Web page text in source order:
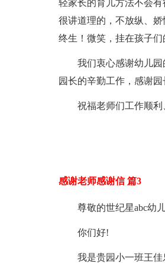
轻家长的育儿方法不会
很讲道理的，不放纵、
终生！微笑，挂在孩子们
我们衷心感谢幼儿
园长的辛勤工作，感谢
祝福老师们工作顺利
感谢老师感谢信 篇3
尊敬的世纪星abc幼
你们好!
我是贵园小一班王